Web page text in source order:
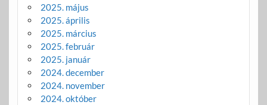
2025. május
2025. április
2025. március
2025. február
2025. január
2024. december
2024. november
2024. október